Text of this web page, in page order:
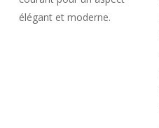
élégant et moderne.